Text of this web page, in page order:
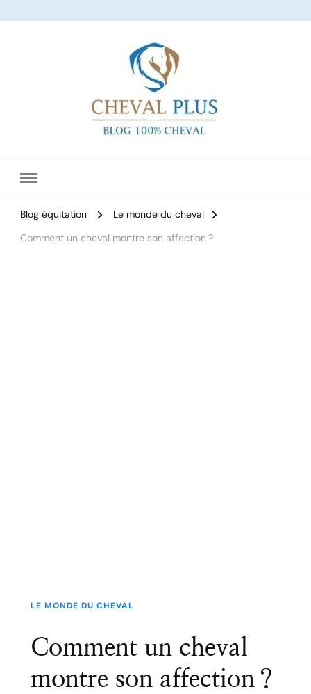
Blog équitation
Le monde du cheval
Comment un cheval montre son affection ?
LE MONDE DU CHEVAL
Comment un cheval
montre son affection ?